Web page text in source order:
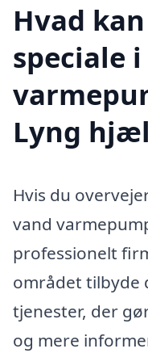
Hvad
speciale
Lyng
Hvis du
vand
professionelt
området tilbyde
tjenester, der
og mere